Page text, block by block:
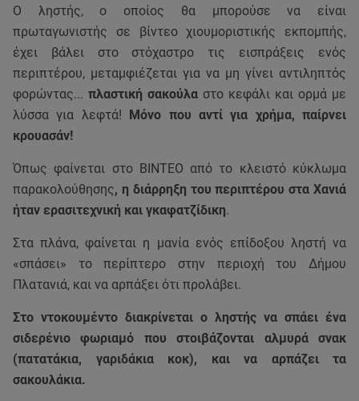
Ο ληστής, ο οποίος θα μπορούσε να είναι
πρωταγωνιστής σε βίντεο χιουμοριστικής εκπομπής,
έχει βάλει στο στόχαστρο τις εισπράξεις ενός
περιπτέρου, μεταμφιέζεται για να μη γίνει αντιληπτός
φορώντας... πλαστική σακούλα στο κεφάλι και ορμά με
λύσσα για λεφτά! Μόνο που αντί για χρήμα, παίρνει
κρουασάν!
Όπως φαίνεται στο ΒΙΝΤΕΟ από το κλειστό κύκλωμα
παρακολούθησης, η διάρρηξη του περιπτέρου στα Χανιά
ήταν ερασιτεχνική και γκαφατζίδικη.
Στα πλάνα, φαίνεται η μανία ενός επίδοξου ληστή να
«σπάσει» το περίπτερο στην περιοχή του Δήμου
Πλατανιά, και να αρπάξει ότι προλάβει.
Στο ντοκουμέντο διακρίνεται ο ληστής να σπάει ένα
σιδερένιο φωριαμό που στοιβάζονται αλμυρά σνακ
(πατατάκια, γαριδάκια κοκ), και να αρπάζει τα
σακουλάκια.